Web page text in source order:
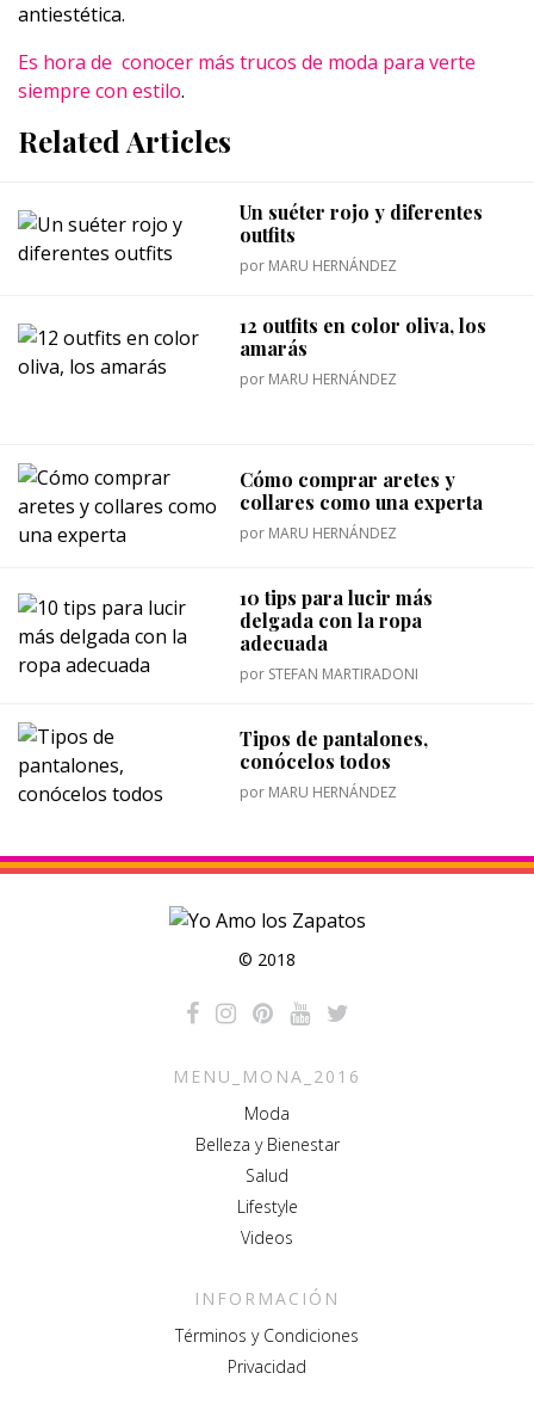
antiestética.
Es hora de conocer más trucos de moda para verte
siempre con estilo.
Related Articles
Un suéter rojo y diferentes
outfits
por MARU HERNÁNDEZ
12 outfits en color oliva, los
amarás
por MARU HERNÁNDEZ
Cómo comprar aretes y
collares como una experta
por MARU HERNÁNDEZ
10 tips para lucir más
delgada con la ropa
adecuada
por STEFAN MARTIRADONI
Tipos de pantalones,
conócelos todos
por MARU HERNÁNDEZ
© 2018
MENU_MONA_2016
Moda
Belleza y Bienestar
Salud
Lifestyle
Videos
INFORMACIÓN
Términos y Condiciones
Privacidad